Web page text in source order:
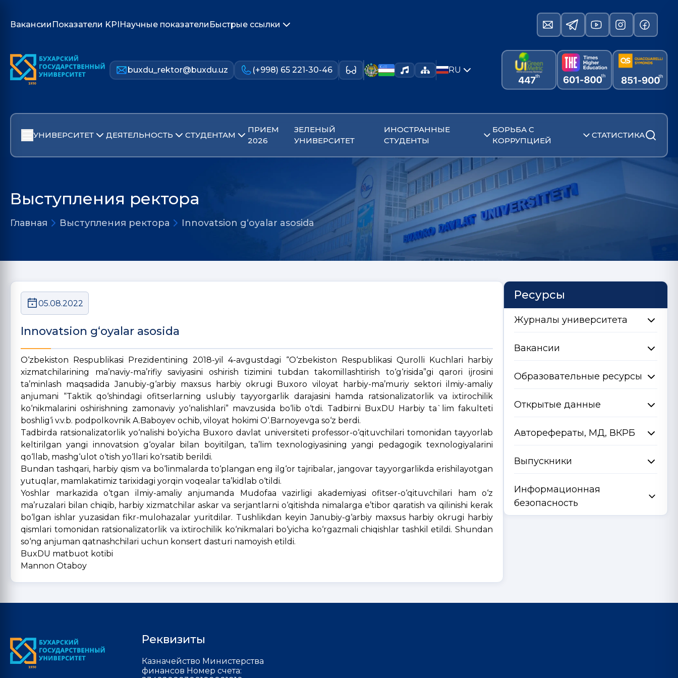
Вакансии Показатели KPIНаучные показатели Быстрые ссылки
buxdu_rektor@buxdu.uz (+998) 65 221-30-46 RU
УНИВЕРСИТЕТ ДЕЯТЕЛЬНОСТЬ СТУДЕНТАМ
ПРИЕМ
2026
ЗЕЛЕНЫЙ
УНИВЕРСИТЕТ
ИНОСТРАННЫЕ
СТУДЕНТЫ
БОРЬБА С
КОРРУПЦИЕЙ
СТАТИСТИКА
Выступления ректора
Главная Выступления ректора Innovatsion g‘oyalar asosida
05.08.2022
Innovatsion g‘oyalar asosida
O‘zbekiston Respublikasi Prezidentining 2018-yil 4-avgustdagi “O‘zbekiston Respublikasi Qurolli Kuchlari harbiy
xizmatchilarining ma’naviy-ma’rifiy saviyasini oshirish tizimini tubdan takomillashtirish to‘g‘risida”gi qarori ijrosini
ta’minlash maqsadida Janubiy-g‘arbiy maxsus harbiy okrugi Buxoro viloyat harbiy-ma’muriy sektori ilmiy-amaliy
anjumani “Taktik qo‘shindagi ofitserlarning uslubiy tayyorgarlik darajasini hamda ratsionalizatorlik va ixtirochilik
ko‘nikmalarini oshirishning zamonaviy yo‘nalishlari” mavzusida bo‘lib o‘tdi. Tadbirni BuxDU Harbiy ta`lim fakulteti
boshlig‘i v.v.b. podpolkovnik A.Baboyev ochib, viloyat hokimi O‘.Barnoyevga so‘z berdi.
Tadbirda ratsionalizatorlik yo‘nalishi bo‘yicha Buxoro davlat universiteti professor-o‘qituvchilari tomonidan tayyorlab
keltirilgan yangi innovatsion g‘oyalar bilan boyitilgan, ta’lim texnologiyasining yangi pedagogik texnologiyalarini
qo‘llab, mashg‘ulot o‘tish yo‘llari ko‘rsatib berildi.
Bundan tashqari, harbiy qism va bo‘linmalarda to‘plangan eng ilg‘or tajribalar, jangovar tayyorgarlikda erishilayotgan
yutuqlar, mamlakatimiz tarixidagi yorqin voqealar ta’kidlab o‘tildi.
Yoshlar markazida o‘tgan ilmiy-amaliy anjumanda Mudofaa vazirligi akademiyasi ofitser-o‘qituvchilari ham o‘z
ma’ruzalari bilan chiqib, harbiy xizmatchilar askar va serjantlarni o‘qitishda nimalarga e’tibor qaratish va qilinishi kerak
bo‘lgan ishlar yuzasidan fikr-mulohazalar yuritdilar. Tushlikdan keyin Janubiy-g‘arbiy maxsus harbiy okrugi harbiy
qismlari tomonidan ratsionalizatorlik va ixtirochilik ko‘nikmalari bo‘yicha ko‘rgazmali chiqishlar tashkil etildi. Shundan
so‘ng anjuman qatnashchilari uchun konsert dasturi namoyish etildi.
BuxDU matbuot kotibi
Mannon Otaboy
Ресурсы
Журналы университета
Вакансии
Образовательные ресурсы
Открытые данные
Авторефераты, МД, ВКРБ
Выпускники
Информационная
безопасность
Реквизиты
Казначейство Министерства
финансов Номер счета: